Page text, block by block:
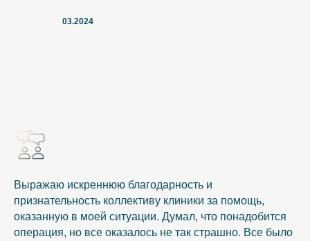
03.2024
Выражаю искреннюю благодарность и
признательность коллективу клиники за помощь,
оказанную в моей ситуации. Думал, что понадобится
операция, но все оказалось не так страшно. Все было